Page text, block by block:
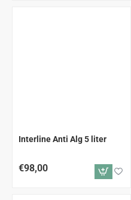
Interline Anti Alg 5 liter
€98,00